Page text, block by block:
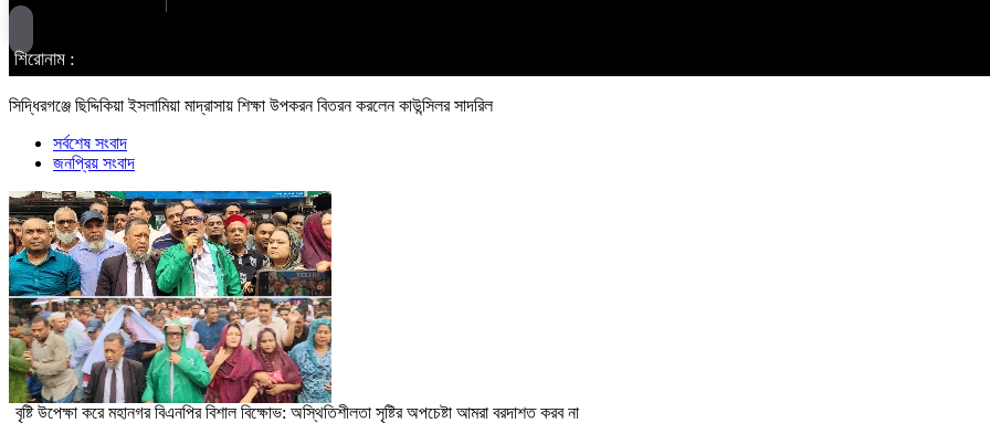
শিরোনাম :
সিদ্ধিরগঞ্জে ছিদ্দিকিয়া ইসলামিয়া মাদ্রাসায় শিক্ষা উপকরন বিতরন করলেন কাউন্সিলর সাদরিল
সর্বশেষ সংবাদ
জনপ্রিয় সংবাদ
বৃষ্টি উপেক্ষা করে মহানগর বিএনপির বিশাল বিক্ষোভ: অস্থিতিশীলতা সৃষ্টির অপচেষ্টা আমরা বরদাশত করব না